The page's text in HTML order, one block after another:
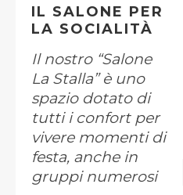
IL SALONE PER
LA SOCIALITÀ
Il nostro “Salone
La Stalla” è uno
spazio dotato di
tutti i confort per
vivere momenti di
festa, anche in
gruppi numerosi